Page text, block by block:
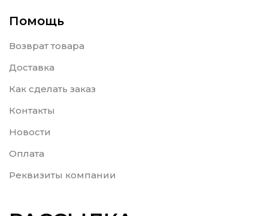
Помощь
Возврат товара
Доставка
Как сделать заказ
Контакты
Новости
Оплата
Реквизиты компании